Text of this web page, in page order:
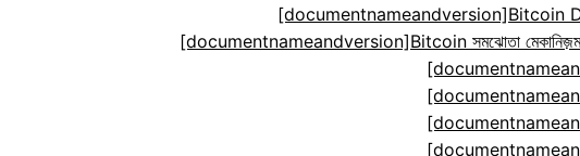
[documentnameandversion]Bitcoin
[documentnameandversion]Bitcoin সমঝোতা মেকানিজ়ম